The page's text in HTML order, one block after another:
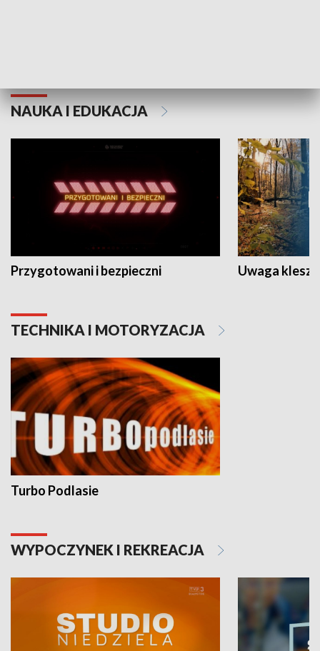
NAUKA I EDUKACJA
Przygotowani i bezpieczni Uwaga
TECHNIKA I MOTORYZACJA
Turbo Podlasie
WYPOCZYNEK I REKREACJA